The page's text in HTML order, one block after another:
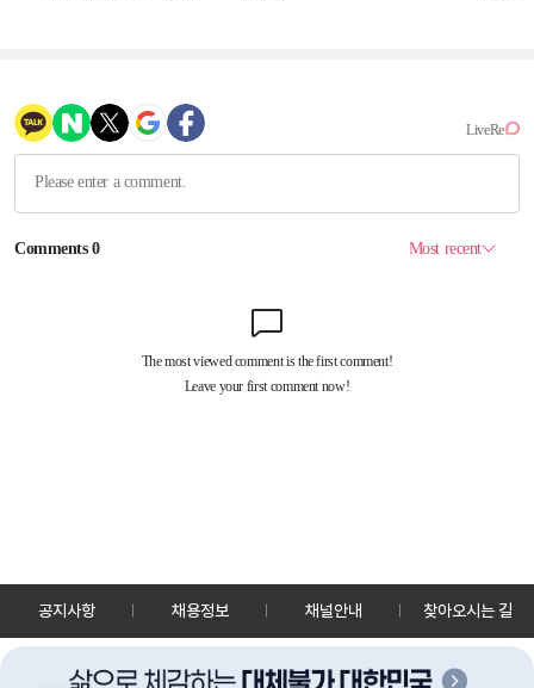
공지사항 채용정보 채널안내 찾아오시는 길
30128 세종특별자치시 정부2청사로 13 한국정책방송원 KTV